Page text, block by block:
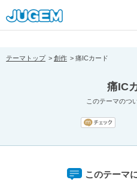
[pear_error: message="Success"
prefix="" info=""]
テーマトップ 創作 痛ICカード
痛IC
このテーマのつ
このテーマ